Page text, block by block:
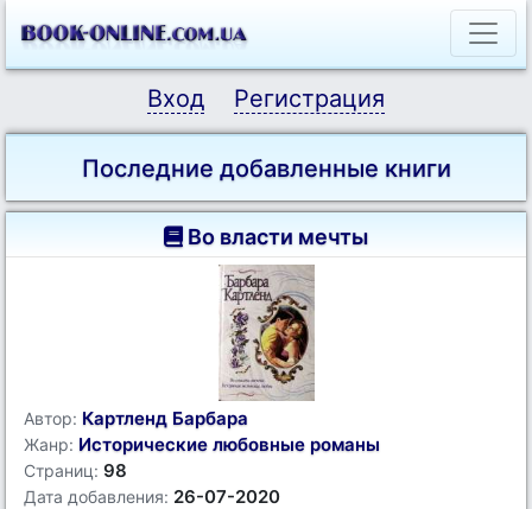
Вход Регистрация
Последние добавленные книги
Во власти мечты
Автор: Картленд Барбара
Жанр: Исторические любовные романы
Страниц: 98
Дата добавления: 26-07-2020